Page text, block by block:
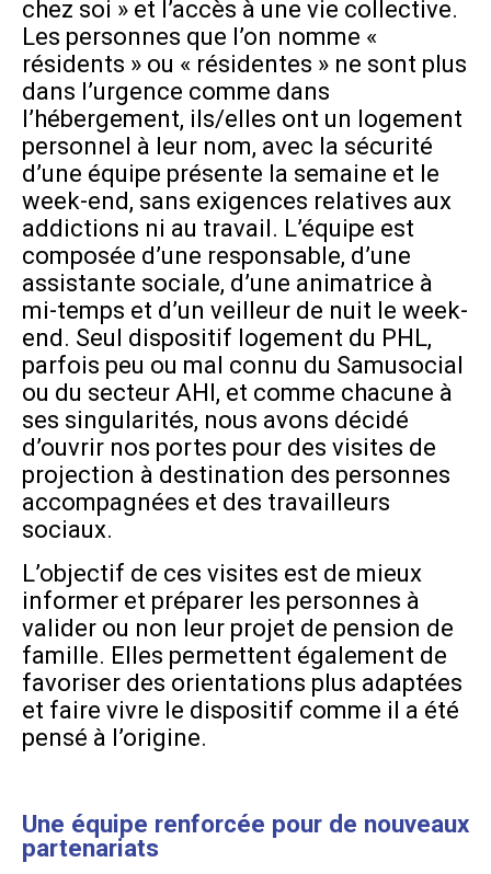
chez soi » et l’accès à une vie collective.
Les personnes que l’on nomme «
résidents » ou « résidentes » ne sont plus
dans l’urgence comme dans
l’hébergement, ils/elles ont un logement
personnel à leur nom, avec la sécurité
d’une équipe présente la semaine et le
week-end, sans exigences relatives aux
addictions ni au travail. L’équipe est
composée d’une responsable, d’une
assistante sociale, d’une animatrice à
mi-temps et d’un veilleur de nuit le week-
end. Seul dispositif logement du PHL,
parfois peu ou mal connu du Samusocial
ou du secteur AHI, et comme chacune à
ses singularités, nous avons décidé
d’ouvrir nos portes pour des visites de
projection à destination des personnes
accompagnées et des travailleurs
sociaux.
L’objectif de ces visites est de mieux
informer et préparer les personnes à
valider ou non leur projet de pension de
famille. Elles permettent également de
favoriser des orientations plus adaptées
et faire vivre le dispositif comme il a été
pensé à l’origine.
Une équipe renforcée pour de nouveaux
partenariats